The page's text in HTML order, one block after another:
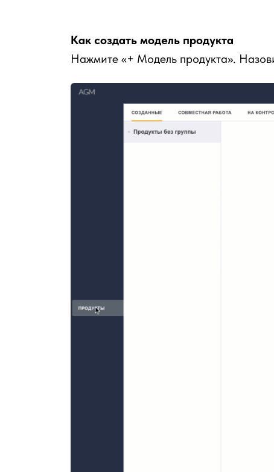
Как создать модель продукта
Нажмите «+ Модель продукта».